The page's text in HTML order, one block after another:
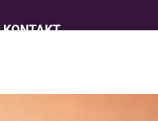
KONTAKT